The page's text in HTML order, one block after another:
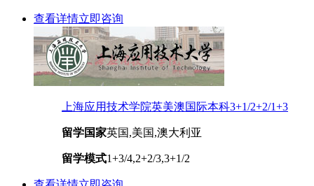
查看详情立即咨询
上海应用技术学院英美澳国际本科3+1/2+2/1+3
留学国家英国,美国,澳大利亚
留学模式1+3/4,2+2/3,3+1/2